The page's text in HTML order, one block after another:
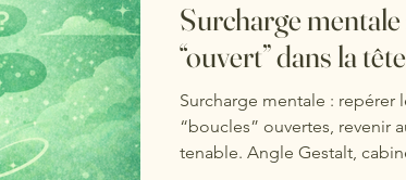
Surcharge
“ouvert” dans la tête
Surcharge mentale : repérer
“boucles” ouvertes, revenir
tenable. Angle Gestalt,